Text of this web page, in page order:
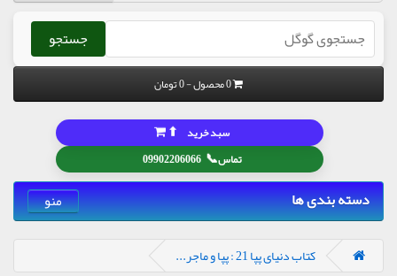
جستجو
0 محصول - 0 تومان
تماس📞
09902206066
سبد خرید ⬆
دسته بندی ها منو
کتاب دنیای پپا 21 : پپا و ماجر...